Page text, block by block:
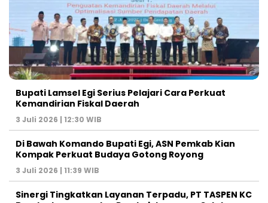
Bupati Lamsel Egi Serius Pelajari Cara Perkuat
Kemandirian Fiskal Daerah
3 Juli 2026 | 12:30 WIB
Di Bawah Komando Bupati Egi, ASN Pemkab Kian
Kompak Perkuat Budaya Gotong Royong
3 Juli 2026 | 11:39 WIB
Sinergi Tingkatkan Layanan Terpadu, PT TASPEN KC